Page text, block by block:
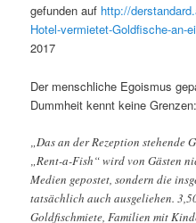
gefunden auf http://
Hotel-vermietet-Goldfische-an-
2017
Der menschliche Egoismus
Dummheit kennt keine Grenzen:
„Das an der Rezeption stehende
„Rent-a-Fish“ wird von Gästen
Medien gepostet, sondern die
tatsächlich auch ausgeliehen.
Goldfischmiete, Familien mit